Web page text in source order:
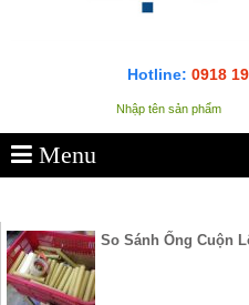
Hotline: 0918
Menu
So Sánh Ống Cuộn